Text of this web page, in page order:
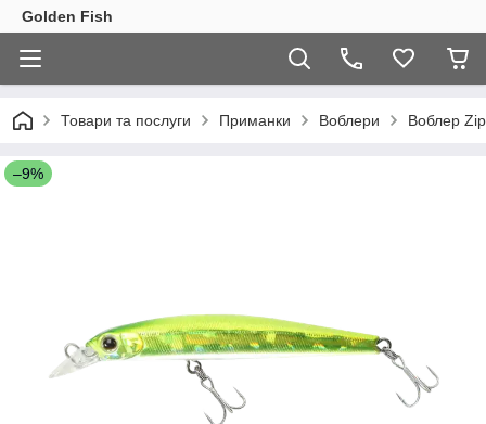
Golden Fish
Товари та послуги Приманки Воблери Воблер
–9%